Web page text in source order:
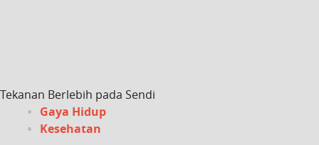
Tekanan Berlebih pada Sendi
Gaya Hidup
Kesehatan